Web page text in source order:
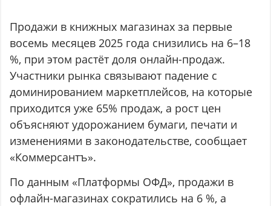
Продажи в книжных магазинах за первые
восемь месяцев 2025 года снизились на 6–18
%, при этом растёт доля онлайн-продаж.
Участники рынка связывают падение с
доминированием маркетплейсов, на которые
приходится уже 65% продаж, а рост цен
объясняют удорожанием бумаги, печати и
изменениями в законодательстве, сообщает
«Коммерсантъ».
По данным «Платформы ОФД», продажи в
офлайн-магазинах сократились на 6 %, а